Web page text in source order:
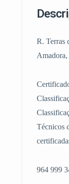
R. Terras
Técnicos
964 999